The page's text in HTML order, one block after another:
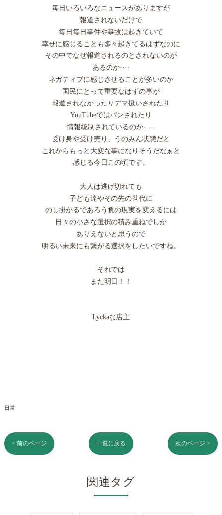
毎日いろいろなニュースがありますが
報道されないだけで
毎日毎日事件や事故は起きていて
幸せに感じることも多々起きてるはずなのに
その中でなぜ報道されるのとされないのが
あるのか····
ネガティブに感じさせることが多いのか
国民にとって重要なはずの事が
報道されなかったりデマ扱いされたり
YouTubeではバンされたり
情報統制されているのか·····
受け身や受け売り、うのみん状態だと
これからもっと大変な事になりそうだなぁと
感じる今日この頃です。
大人は逃げ切れても
子ども達やその先の世代に
のし掛かるであろう負の現実を変えるには
日々の小さな選択の積み重ねでしか
ありえないと思うので
明るい未来にも繋がる選択をしたいですね。
それでは
また明日！！
Lyckaな店主
日常
< 前のページ 一覧に戻る 次のページ >
関連タグ